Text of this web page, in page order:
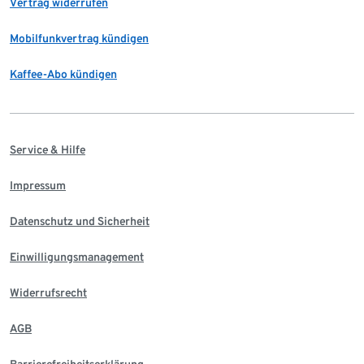
Mobilfunkvertrag kündigen
Kaffee-Abo kündigen
Service & Hilfe
Impressum
Datenschutz und Sicherheit
Einwilligungsmanagement
Widerrufsrecht
AGB